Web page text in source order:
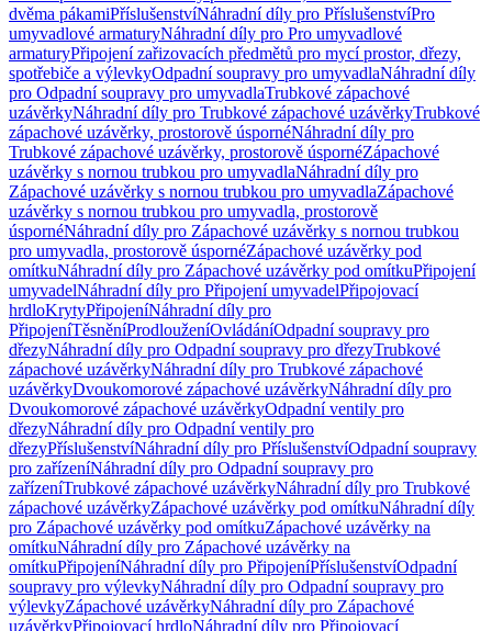
dvěma pákamiPříslušenstvíNáhradní díly pro PříslušenstvíPro
umyvadlové armaturyNáhradní díly pro Pro umyvadlové
armaturyPřipojení zařizovacích předmětů pro mycí prostor, dřezy,
spotřebiče a výlevkyOdpadní soupravy pro umyvadlaNáhradní díly
pro Odpadní soupravy pro umyvadlaTrubkové zápachové
uzávěrkyNáhradní díly pro Trubkové zápachové uzávěrkyTrubkové
zápachové uzávěrky, prostorově úspornéNáhradní díly pro
Trubkové zápachové uzávěrky, prostorově úspornéZápachové
uzávěrky s nornou trubkou pro umyvadlaNáhradní díly pro
Zápachové uzávěrky s nornou trubkou pro umyvadlaZápachové
uzávěrky s nornou trubkou pro umyvadla, prostorově
úspornéNáhradní díly pro Zápachové uzávěrky s nornou trubkou
pro umyvadla, prostorově úspornéZápachové uzávěrky pod
omítkuNáhradní díly pro Zápachové uzávěrky pod omítkuPřipojení
umyvadelNáhradní díly pro Připojení umyvadelPřipojovací
hrdloKrytyPřipojeníNáhradní díly pro
PřipojeníTěsněníProdlouženíOvládáníOdpadní soupravy pro
dřezyNáhradní díly pro Odpadní soupravy pro dřezyTrubkové
zápachové uzávěrkyNáhradní díly pro Trubkové zápachové
uzávěrkyDvoukomorové zápachové uzávěrkyNáhradní díly pro
Dvoukomorové zápachové uzávěrkyOdpadní ventily pro
dřezyNáhradní díly pro Odpadní ventily pro
dřezyPříslušenstvíNáhradní díly pro PříslušenstvíOdpadní soupravy
pro zařízeníNáhradní díly pro Odpadní soupravy pro
zařízeníTrubkové zápachové uzávěrkyNáhradní díly pro Trubkové
zápachové uzávěrkyZápachové uzávěrky pod omítkuNáhradní díly
pro Zápachové uzávěrky pod omítkuZápachové uzávěrky na
omítkuNáhradní díly pro Zápachové uzávěrky na
omítkuPřipojeníNáhradní díly pro PřipojeníPříslušenstvíOdpadní
soupravy pro výlevkyNáhradní díly pro Odpadní soupravy pro
výlevkyZápachové uzávěrkyNáhradní díly pro Zápachové
uzávěrkyPřipojovací hrdloNáhradní díly pro Připojovací